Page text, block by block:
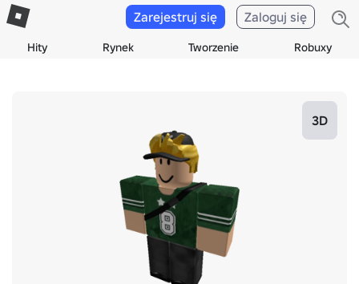
Hity Rynek Tworzenie Robuxy
Zarejestruj się Zaloguj się
3D